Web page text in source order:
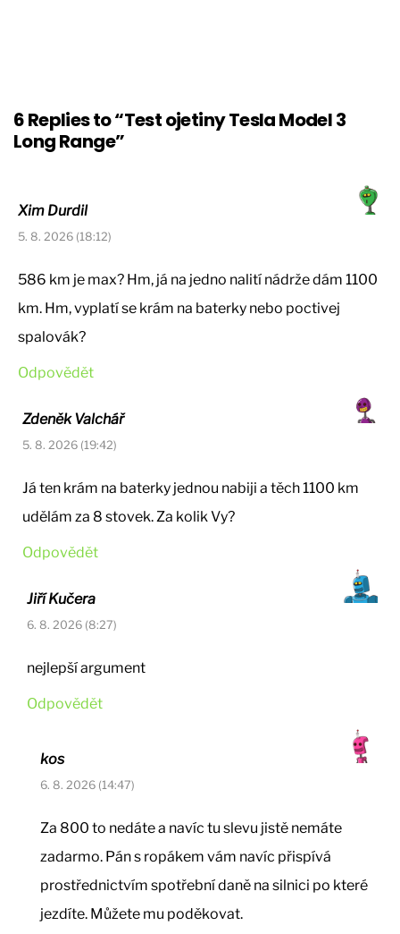
6 Replies to “Test ojetiny Tesla Model 3
Long Range”
Xim Durdil
5. 8. 2026 (18:12)
586 km je max? Hm, já na jedno nalití nádrže dám 1100
km. Hm, vyplatí se krám na baterky nebo poctivej
spalovák?
Odpovědět
Zdeněk Valchář
5. 8. 2026 (19:42)
Já ten krám na baterky jednou nabiji a těch 1100 km
udělám za 8 stovek. Za kolik Vy?
Odpovědět
Jiří Kučera
6. 8. 2026 (8:27)
nejlepší argument
Odpovědět
kos
6. 8. 2026 (14:47)
Za 800 to nedáte a navíc tu slevu jistě nemáte
zadarmo. Pán s ropákem vám navíc přispívá
prostřednictvím spotřební daně na silnici po které
jezdíte. Můžete mu poděkovat.